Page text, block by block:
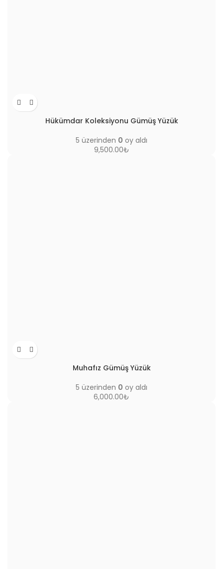
Hükümdar Koleksiyonu Gümüş Yüzük
5 üzerinden 0 oy aldı
9,500.00₺
Muhafız Gümüş Yüzük
5 üzerinden 0 oy aldı
6,000.00₺